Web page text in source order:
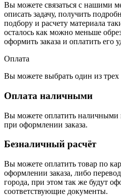
Вы можете связаться с нашими
описать задачу, получить
подбору и расчету материала
осталось как можно меньше
оформить заказа и оплатить его
Оплата
Вы можете выбрать один из трех
Оплата наличными
Вы можете оплатить
при оформлении заказа.
Безналичный расчёт
Вы можете оплатить товар по
оформлении заказа, либо
города, при этом так же будут
соответствующие документы.